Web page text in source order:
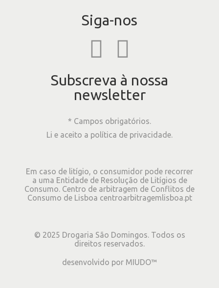
Siga-nos
Subscreva à nossa
newsletter
* Campos obrigatórios.
Li e aceito a política de privacidade.
Em caso de litígio, o consumidor pode recorrer
a uma Entidade de Resolução de Litígios de
Consumo. Centro de arbitragem de Conflitos de
Consumo de Lisboa centroarbitragemlisboa.pt
© 2025 Drogaria São Domingos. Todos os
direitos reservados.
desenvolvido por MIUDO™